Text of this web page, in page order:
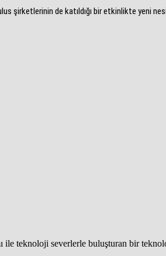
şirketlerinin de katıldığı bir etkinlikte yeni
ile teknoloji severlerle buluşturan bir